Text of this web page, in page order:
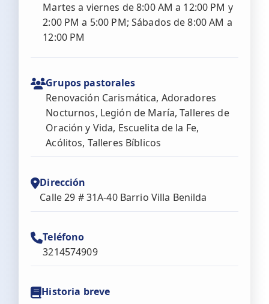
Martes a viernes de 8:00 AM a 12:00 PM y
2:00 PM a 5:00 PM; Sábados de 8:00 AM a
12:00 PM
Grupos pastorales
Renovación Carismática, Adoradores
Nocturnos, Legión de María, Talleres de
Oración y Vida, Escuelita de la Fe,
Acólitos, Talleres Bíblicos
Dirección
Calle 29 # 31A-40 Barrio Villa Benilda
Teléfono
3214574909
Historia breve